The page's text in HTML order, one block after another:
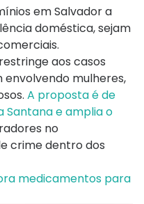
em Salvador a
doméstica, sejam
aos casos
mulheres,
A proposta é de
Santana e amplia o
no
crime dentro dos
medicamentos para